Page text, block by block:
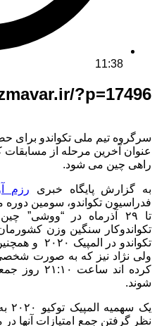
11:38
?p=17496
سرگروه تیم ملی تکواندو برای
عنوان آخرین مرحله از
راهی چین می شود.
به گزارش پایگاه خبری رزم
تا ۲۹ آذرماه در
تکواندوکار سنگین وزن
تکواندو در
ولی نژاد نیز که به صورت
شوند.
یک